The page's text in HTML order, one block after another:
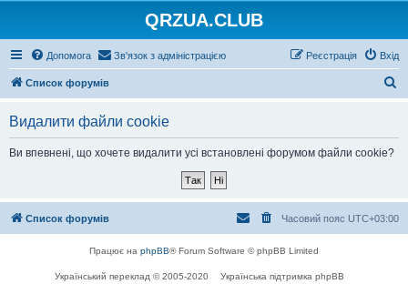
QRZUA.CLUB
Допомога Зв'язок з адміністрацією Вхід
Реєстрація
Список форумів
Видалити файли cookie
Ви впевнені, що хочете видалити усі встановлені форумом файли cookie?
Список форумів Часовий пояс UTC+03:00
Працює на phpBB® Forum Software © phpBB Limited
Український переклад © 2005-2020 Українська підтримка phpBB